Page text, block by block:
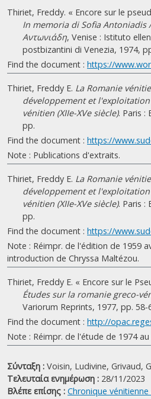
Thiriet, Freddy. « Encore sur le
In memoria di Sofia
Αντωνιάδη, Venise : Istituto
postbizantini di Venezia, 1974,
Find the document : https://
Thiriet, Freddy E. La Romanie
développement et
vénitien (XIIe-XVe siècle). Paris :
pp.
Find the document : https://
Note : Publications d'extraits.
Thiriet, Freddy E. La Romanie
développement et
vénitien (XIIe-XVe siècle). Paris :
pp.
Find the document : https://
Note : Réimpr. de l'édition de 1959
introduction de Chryssa Maltézou.
Thiriet, Freddy E. « Encore sur le
Études sur la romanie greco-
Variorum Reprints, 1977, pp. 58-
Find the document : http://
Note : Réimpr. de l'étude de 1974 au
Σύνταξη : Voisin, Ludivine, Grivaud,
Τελευταία ενημέρωση : 28/11/2023
Βλέπε επίσης : Chronique